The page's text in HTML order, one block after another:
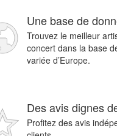
Une base de
Trouvez le meilleur
concert dans la base
variée d’Europe.
Des avis dignes
Profitez des avis